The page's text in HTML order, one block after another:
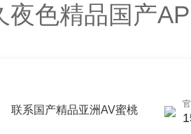
色精品国产
联系国产精品亚洲AV蜜桃